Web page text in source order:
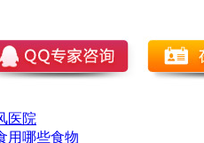
医院
用哪些食物